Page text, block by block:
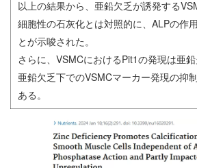
以上の結果から、亜鉛欠乏が誘発する
細胞性の石灰化とは対照的に、ALPの作
とが示唆された。
さらに、VSMCにおけるPit1の発現は亜鉛
亜鉛欠乏下でのVSMCマーカー発現の抑
ある。